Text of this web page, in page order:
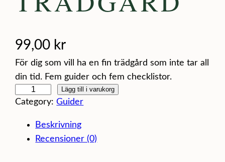
99,00 kr
För dig som vill ha en fin trädgård som inte tar all
din tid. Fem guider och fem checklistor.
t
Lägg till i varukorg
Category:Guider
Beskrivning
Recensioner (0)